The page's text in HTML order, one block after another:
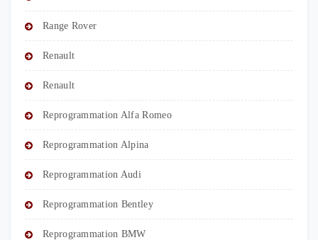
Range Rover
Renault
Renault
Reprogrammation Alfa Romeo
Reprogrammation Alpina
Reprogrammation Audi
Reprogrammation Bentley
Reprogrammation BMW